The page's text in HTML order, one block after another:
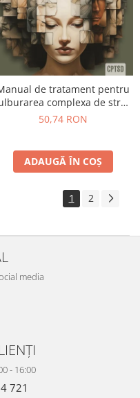
de tratament pentru
complexa de stres
posttraumatic (CPTSD) O
urma traumei
50,74 RON
ADAUGĂ ÎN COȘ
1 2
media
- 16:00
721